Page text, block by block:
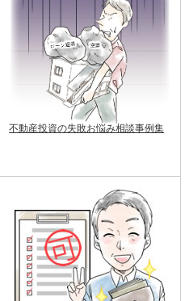
不動産投資の失敗お悩み相談事例集